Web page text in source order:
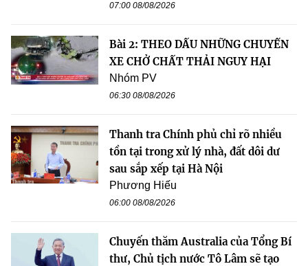
07:00 08/08/2026
Bài 2: THEO DẤU NHỮNG CHUYẾN
XE CHỞ CHẤT THẢI NGUY HẠI
Nhóm PV
06:30 08/08/2026
Thanh tra Chính phủ chỉ rõ nhiều
tồn tại trong xử lý nhà, đất dôi dư
sau sắp xếp tại Hà Nội
Phương Hiếu
06:00 08/08/2026
Chuyến thăm Australia của Tổng Bí
thư, Chủ tịch nước Tô Lâm sẽ tạo